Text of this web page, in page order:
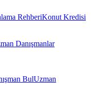
RehberiKonut Kredisi
Danışmanlar
BulUzman